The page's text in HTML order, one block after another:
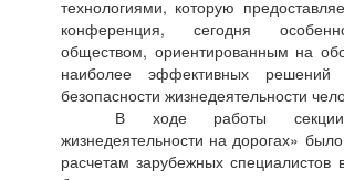
технологиями, которую
конференция, сегодня
обществом, ориентированным на
наиболее эффективных решений
безопасности жизнедеятельности
В ходе работы секции
жизнедеятельности на дорогах»
расчетам зарубежных